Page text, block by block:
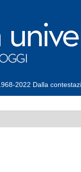
2022 Dalla